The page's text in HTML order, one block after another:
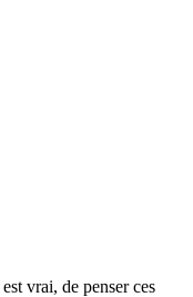
vrai, de penser ces